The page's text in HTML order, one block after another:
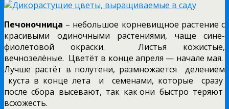
Печоночница – небольшое корневищное растение с
красивыми одиночными растениями, чаще сине-
фиолетовой окраски. Листья кожистые,
вечнозелёные. Цветёт в конце апреля — начале мая.
Лучше растёт в полутени, размножается делением
куста в конце лета и семенами, которые сразу
после сбора высевают, так как они быстро теряют
всхожесть.